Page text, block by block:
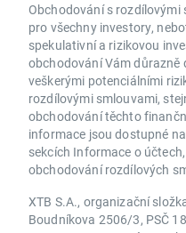
Obchodování s
pro všechny investory,
spekulativní a rizikovou
obchodování Vám důrazně
veškerými potenciálními
rozdílovými smlouvami,
obchodování těchto
informace jsou dostupné
sekcích Informace o
obchodování rozdílových
XTB S.A., organizační
Boudníkova 2506/3, PSČ